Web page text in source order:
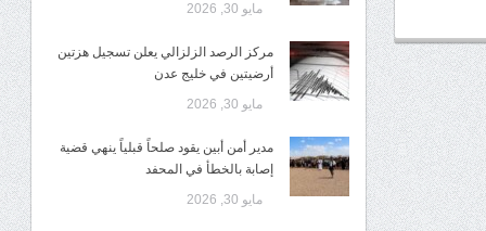
مايو 30, 2026
مركز الرصد الزلزالي يعلن تسجيل هزتين
أرضيتين في خليج عدن
مايو 30, 2026
مدير أمن أبين يقود صلحاً قبلياً ينهي قضية
إصابة بالخطأ في المحفد
مايو 30, 2026